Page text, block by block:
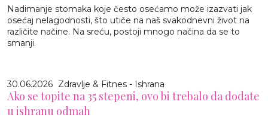
Nadimanje stomaka koje često osećamo može izazvati jak
osećaj nelagodnosti, što utiče na naš svakodnevni život na
različite načine. Na sreću, postoji mnogo načina da se to
smanji.
30.06.2026 Zdravlje & Fitnes - Ishrana
Ako se topite na 35 stepeni, ovo bi trebalo da dodate
u ishranu odmah